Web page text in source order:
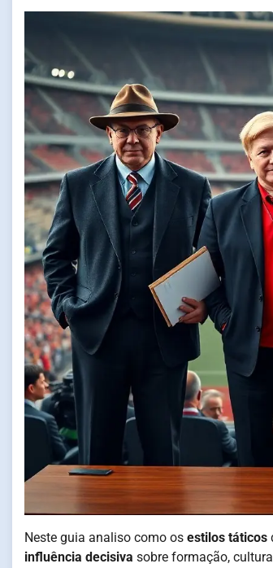
Neste guia analiso como os estilos táticos
influência decisiva sobre formação,